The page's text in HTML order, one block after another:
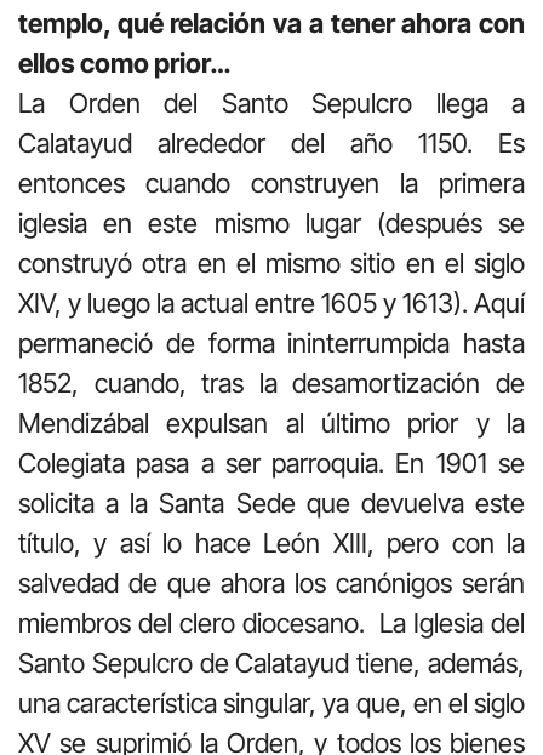
templo, qué relación va a tener ahora con
ellos como prior…
La Orden del Santo Sepulcro llega a
Calatayud alrededor del año 1150. Es
entonces cuando construyen la primera
iglesia en este mismo lugar (después se
construyó otra en el mismo sitio en el siglo
XIV, y luego la actual entre 1605 y 1613). Aquí
permaneció de forma ininterrumpida hasta
1852, cuando, tras la desamortización de
Mendizábal expulsan al último prior y la
Colegiata pasa a ser parroquia. En 1901 se
solicita a la Santa Sede que devuelva este
título, y así lo hace León XIII, pero con la
salvedad de que ahora los canónigos serán
miembros del clero diocesano. La Iglesia del
Santo Sepulcro de Calatayud tiene, además,
una característica singular, ya que, en el siglo
XV se suprimió la Orden, y todos los bienes